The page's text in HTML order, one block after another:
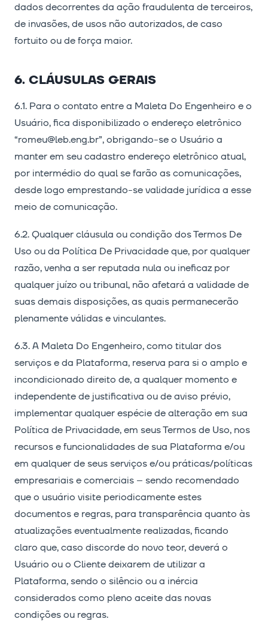
dados decorrentes da ação fraudulenta de terceiros,
de invasões, de usos não autorizados, de caso
fortuito ou de força maior.
6. CLÁUSULAS GERAIS
6.1. Para o contato entre a Maleta Do Engenheiro e o
Usuário, fica disponibilizado o endereço eletrônico
“romeu@leb.eng.br”, obrigando-se o Usuário a
manter em seu cadastro endereço eletrônico atual,
por intermédio do qual se farão as comunicações,
desde logo emprestando-se validade jurídica a esse
meio de comunicação.
6.2. Qualquer cláusula ou condição dos Termos De
Uso ou da Política De Privacidade que, por qualquer
razão, venha a ser reputada nula ou ineficaz por
qualquer juízo ou tribunal, não afetará a validade de
suas demais disposições, as quais permanecerão
plenamente válidas e vinculantes.
6.3. A Maleta Do Engenheiro, como titular dos
serviços e da Plataforma, reserva para si o amplo e
incondicionado direito de, a qualquer momento e
independente de justificativa ou de aviso prévio,
implementar qualquer espécie de alteração em sua
Política de Privacidade, em seus Termos de Uso, nos
recursos e funcionalidades de sua Plataforma e/ou
em qualquer de seus serviços e/ou práticas/políticas
empresariais e comerciais – sendo recomendado
que o usuário visite periodicamente estes
documentos e regras, para transparência quanto às
atualizações eventualmente realizadas, ficando
claro que, caso discorde do novo teor, deverá o
Usuário ou o Cliente deixarem de utilizar a
Plataforma, sendo o silêncio ou a inércia
considerados como pleno aceite das novas
condições ou regras.